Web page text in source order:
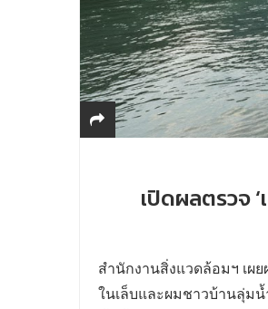
เปิดผลตรวจ
สำนักงานสิ่งแวดล้อมฯ เผ
ในเล็บและผมชาวบ้านลุ่ม